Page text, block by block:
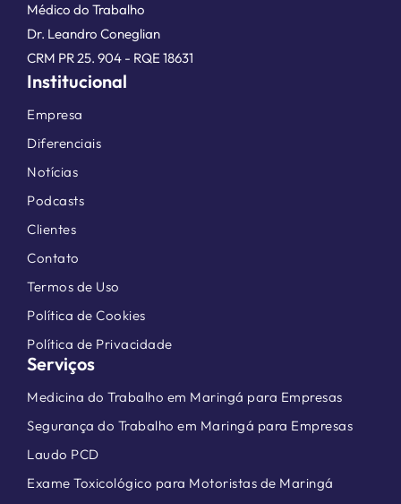
Médico do Trabalho
Dr. Leandro Coneglian
CRM PR 25. 904 - RQE 18631
Institucional
Empresa
Diferenciais
Notícias
Podcasts
Clientes
Contato
Termos de Uso
Política de Cookies
Política de Privacidade
Serviços
Medicina do Trabalho em Maringá para Empresas
Segurança do Trabalho em Maringá para Empresas
Laudo PCD
Exame Toxicológico para Motoristas de Maringá